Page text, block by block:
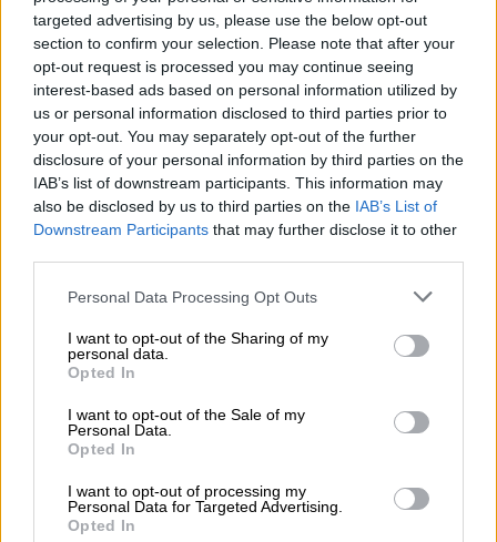
targeted advertising by us, please use the below opt-out
section to confirm your selection. Please note that after your
opt-out request is processed you may continue seeing
interest-based ads based on personal information utilized by
us or personal information disclosed to third parties prior to
your opt-out. You may separately opt-out of the further
disclosure of your personal information by third parties on the
IAB’s list of downstream participants. This information may
also be disclosed by us to third parties on the IAB’s List of
Downstream Participants that may further disclose it to other
Please note that this website/app uses one or more Google
not limited to your visit or usage behaviour. You may click to
grant or deny consent to Google and its third-party tags to
use your data for below specified purposes in below Google
consent section.
Personal Data Processing Opt Outs
I want to opt-out of the Sharing of my
personal data.
Opted In
I want to opt-out of the Sale of my
Personal Data.
Opted In
I want to opt-out of processing my
Personal Data for Targeted Advertising.
Opted In
Ελλάδα|06.05.2025 21:26
Κλήρωση Eurojackpot: Αυτοί είναι οι
αριθμοί που κερδίζουν
Τοχρυσό δελτίοπαίχτηκε στηΓερμανίακαι
συγκεκριμένα στο κρατίδιοΒάδη-
Βυρτεμβέργη, σκορπίζοντας χαρά και
υπερτυχερός ή οι υπερτυχεροί θα
μοιραστούν ένα ποσό που αλλάζει για πάντα
τη ζωή τους.
Αθλητισμός 08.05.2025 22:16